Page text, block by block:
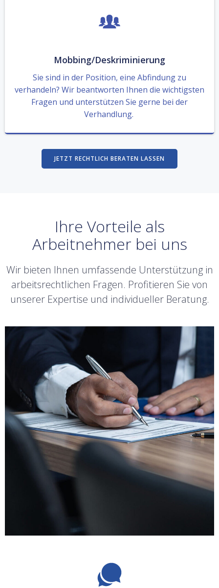
Mobbing/Deskriminierung
Sie sind in der Position, eine Abfindung zu
verhandeln? Wir beantworten Ihnen die wichtigsten
Fragen und unterstützen Sie gerne bei der
Verhandlung.
JETZT RECHTLICH BERATEN LASSEN
Ihre Vorteile als
Arbeitnehmer bei uns
Wir bieten Ihnen umfassende Unterstützung in
arbeitsrechtlichen Fragen. Profitieren Sie von
unserer Expertise und individueller Beratung.